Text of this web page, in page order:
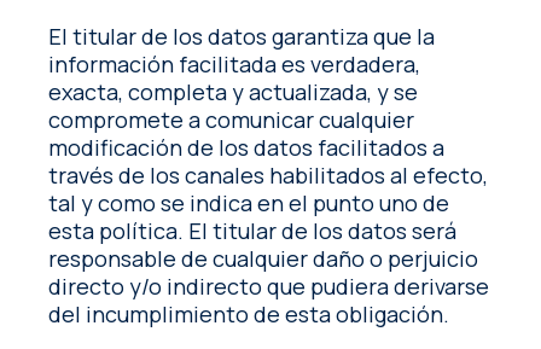
El titular de los datos garantiza que la
información facilitada es verdadera,
exacta, completa y actualizada, y se
compromete a comunicar cualquier
modificación de los datos facilitados a
través de los canales habilitados al efecto,
tal y como se indica en el punto uno de
esta política. El titular de los datos será
responsable de cualquier daño o perjuicio
directo y/o indirecto que pudiera derivarse
del incumplimiento de esta obligación.